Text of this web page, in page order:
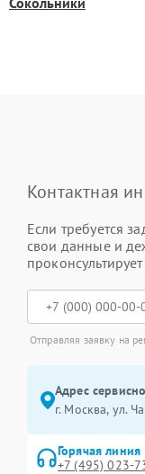
Контактная
Если требуется
свои данные и
Отправляя заявку на
Адрес
г. Москва, ул.
Горячая линия
+7 (495) 023-